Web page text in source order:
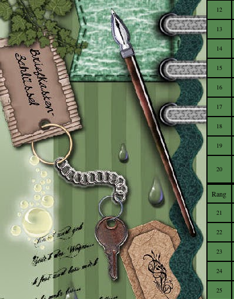
12
13
14
15
16
17
18
19
20
Rang
21
22
23
24
25